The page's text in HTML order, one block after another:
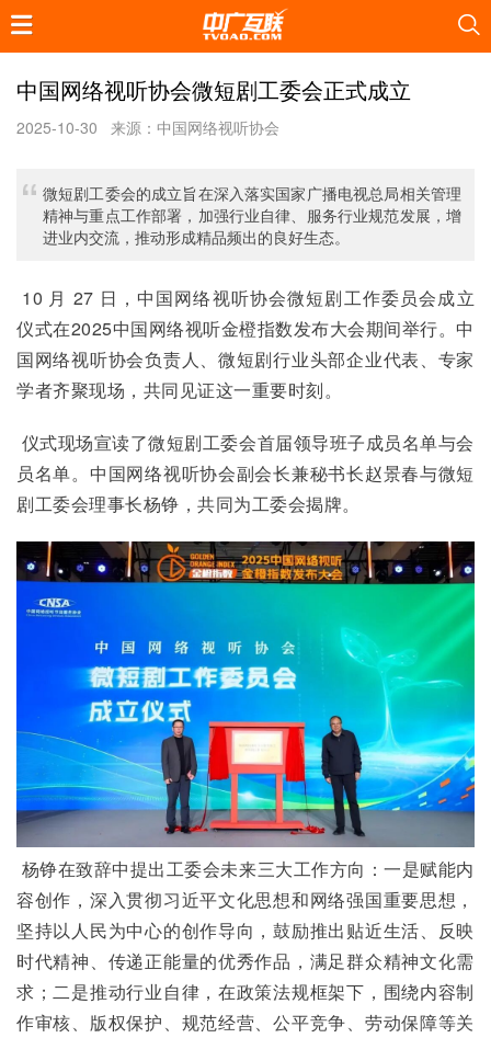
中国网络视听协会微短剧工委会正式成立
2025-10-30 来源：中国网络视听协会
微短剧工委会的成立旨在深入落实国家广播电视总局相关管理
精神与重点工作部署，加强行业自律、服务行业规范发展，增
进业内交流，推动形成精品频出的良好生态。
仪式在2025中国网络视听金橙指数发布大会期间举行。中
国网络视听协会负责人、微短剧行业头部企业代表、专家
学者齐聚现场，共同见证这一重要时刻。
员名单。中国网络视听协会副会长兼秘书长赵景春与微短
剧工委会理事长杨铮，共同为工委会揭牌。
容创作，深入贯彻习近平文化思想和网络强国重要思想，
坚持以人民为中心的创作导向，鼓励推出贴近生活、反映
时代精神、传递正能量的优秀作品，满足群众精神文化需
求；二是推动行业自律，在政策法规框架下，围绕内容制
作审核、版权保护、规范经营、公平竞争、劳动保障等关